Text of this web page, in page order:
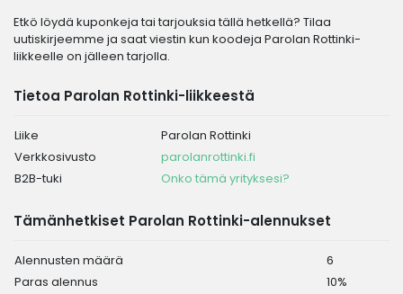
Etkö löydä kuponkeja tai tarjouksia tällä hetkellä? Tilaa
uutiskirjeemme ja saat viestin kun koodeja Parolan Rottinki-
liikkeelle on jälleen tarjolla.
Tietoa Parolan Rottinki-liikkeestä
Liike
Parolan Rottinki
Verkkosivusto
parolanrottinki.fi
B2B-tuki
Onko tämä yrityksesi?
Tämänhetkiset Parolan Rottinki-alennukset
Alennusten määrä
6
Paras alennus
10%